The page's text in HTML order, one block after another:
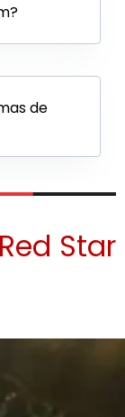
de
Star